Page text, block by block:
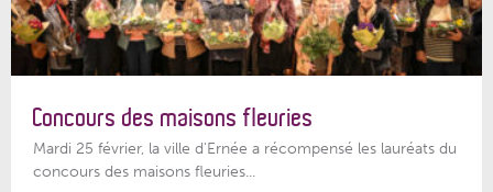
Concours des maisons fleuries
Mardi 25 février, la ville d'Ernée a récompensé les lauréats du
concours des maisons fleuries...